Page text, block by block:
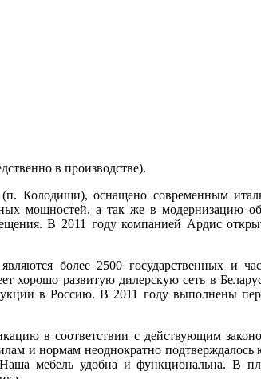
в производстве).
Колодищи), оснащено современным
мощностей, а так же в
В 2011 году компанией Ардис
более 2500 государственных и
хорошо развитую дилерскую сеть в
в Россию. В 2011 году выполнены
в соответствии с действующим
и нормам неоднократно подтверждалось
мебель удобна и функциональна. В